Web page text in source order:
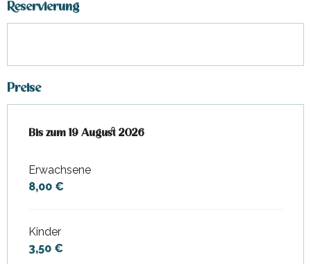
Reservierung
Preise
ab29 Juli 2026bis zum
Bis zum19 August 2026
Erwachsene
8,00 €
Kinder
3,50 €